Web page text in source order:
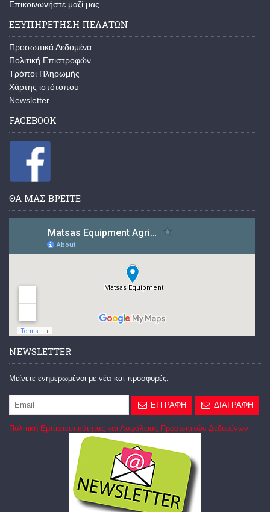
Επικοινωνήστε μαζί μας
ΕΞΥΠΗΡΕΤΗΣΗ ΠΕΛΑΤΩΝ
Προσωπικά Δεδομένα
Πολιτική Επιστροφών
Τρόποι Πληρωμής
Χάρτης ιστότοπου
Newsletter
FACEBOOK
ΘΑ ΜΑΣ ΒΡΕΙΤΕ
NEWSLETTER
Μείνετε ενημερωμένοι με νέα και προσφορές.
ΕΓΓΡΑΦΗ ΔΙΑΓΡΑΦΗ
Πολιτική Εμπιστευτικότητας και Ασφάλειας Προσωπικών Δεδομένων